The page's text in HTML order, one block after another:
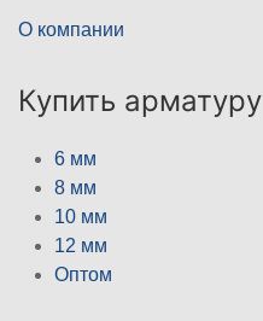
О компании
Купить арматуру
6 мм
8 мм
10 мм
12 мм
Оптом